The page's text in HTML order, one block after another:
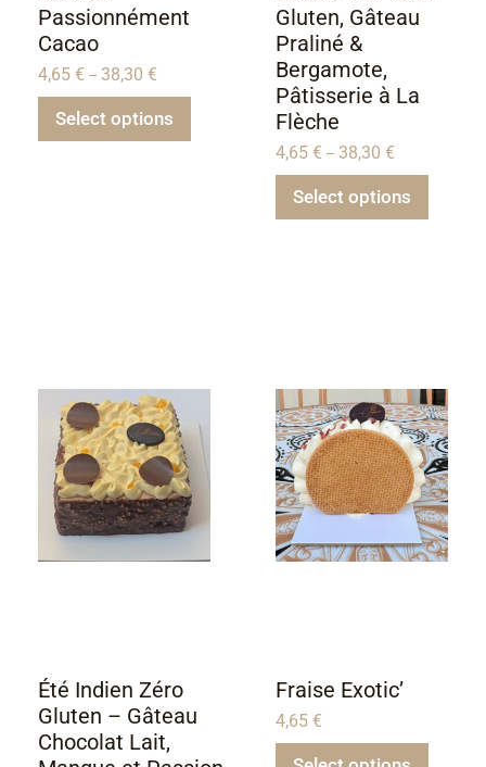
Passionnément
Cacao
4,65 € – 38,30 €
Select options
Gluten, Gâteau
Praliné &
Bergamote,
Pâtisserie à La
Flèche
4,65 € – 38,30 €
Select options
Été Indien Zéro
Gluten – Gâteau
Chocolat Lait,
Fraise Exotic’
4,65 €